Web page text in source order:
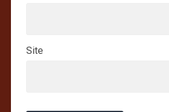
Site